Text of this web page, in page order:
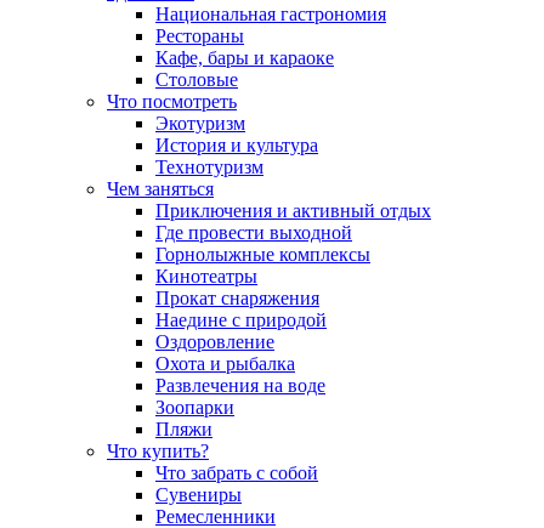
Национальная гастрономия
Рестораны
Кафе, бары и караоке
Столовые
Что посмотреть
Экотуризм
История и культура
Технотуризм
Чем заняться
Приключения и активный отдых
Где провести выходной
Горнолыжные комплексы
Кинотеатры
Прокат снаряжения
Наедине с природой
Оздоровление
Охота и рыбалка
Развлечения на воде
Зоопарки
Пляжи
Что купить?
Что забрать с собой
Сувениры
Ремесленники